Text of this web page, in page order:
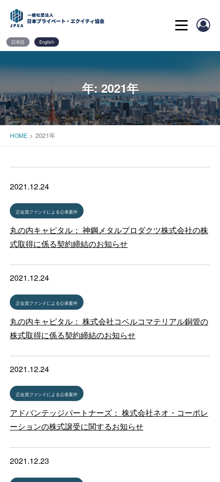
content
日本語 English
年:2021年
HOME > 2021年
2021.12.24
正会員ファンドによる公表案件
丸の内キャピタル： 神鋼メタルプロダクツ株式会社の株
式取得に係る契約締結のお知らせ
2021.12.24
正会員ファンドによる公表案件
丸の内キャピタル： 株式会社コベルコマテリアル銅管の
株式取得に係る契約締結のお知らせ
2021.12.24
正会員ファンドによる公表案件
アドバンテッジパートナーズ： 株式会社ネオ・コーポレ
ーションの株式譲受に関するお知らせ
2021.12.23